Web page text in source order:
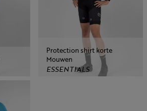
Protection shirt korte
Mouwen
ESSENTIALS